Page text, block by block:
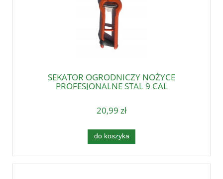
SEKATOR OGRODNICZY NOŻYCE
PROFESJONALNE STAL 9 CAL
20,99 zł
do koszyka